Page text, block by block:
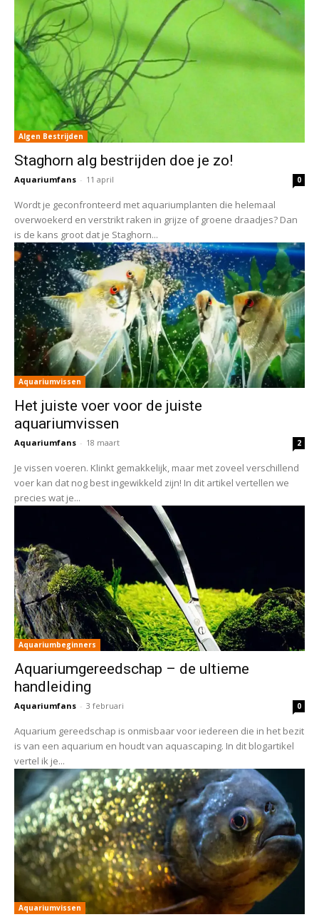
Algen Bestrijden
Staghorn alg bestrijden doe je zo!
Aquariumfans - 11 april 0
Wordt je geconfronteerd met aquariumplanten die helemaal
overwoekerd en verstrikt raken in grijze of groene draadjes? Dan
is de kans groot dat je Staghorn...
Aquariumvissen
Het juiste voer voor de juiste
aquariumvissen
Aquariumfans - 18 maart 2
Je vissen voeren. Klinkt gemakkelijk, maar met zoveel verschillend
voer kan dat nog best ingewikkeld zijn! In dit artikel vertellen we
precies wat je...
Aquariumbeginners
Aquariumgereedschap – de ultieme
handleiding
Aquariumfans - 3 februari 0
Aquarium gereedschap is onmisbaar voor iedereen die in het bezit
is van een aquarium en houdt van aquascaping. In dit blogartikel
vertel ik je...
Aquariumvissen